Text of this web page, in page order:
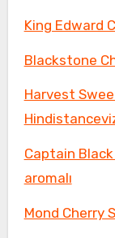
King Edward
Blackstone
Harvest
Captain
aromalı
Mond Cherry